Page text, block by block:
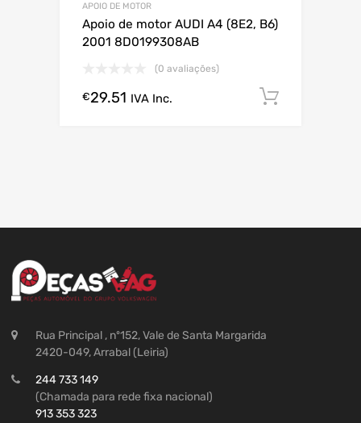
APOIO DE MOTOR
Apoio de motor AUDI A4 (8E2, B6)
2001 8D0199308AB
(0 avaliações)
€29.51 IVA Inc.
Rua Principal , nº152, Vale de Santa Margarida
2420-049, Arrabal (Leiria)
244 733 149
(Chamada para rede fixa nacional)
913 353 323